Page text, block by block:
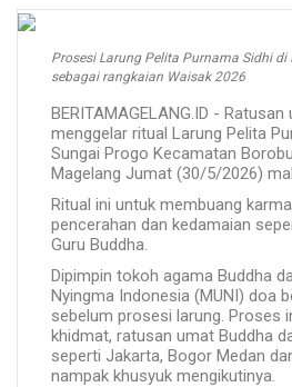
Prosesi Larung Pelita Purnama Sidhi
sebagai rangkaian Waisak 2026
BERITAMAGELANG.ID -
menggelar ritual Larung Pelita
Sungai Progo Kecamatan
Magelang Jumat (30/5/2026)
Ritual ini untuk membuang
pencerahan dan kedamaian
Guru Buddha.
Dipimpin tokoh agama Buddha
Nyingma Indonesia (MUNI) doa
sebelum prosesi larung. Proses
khidmat, ratusan umat Buddha
seperti Jakarta, Bogor Medan
nampak khusyuk mengikutinya.